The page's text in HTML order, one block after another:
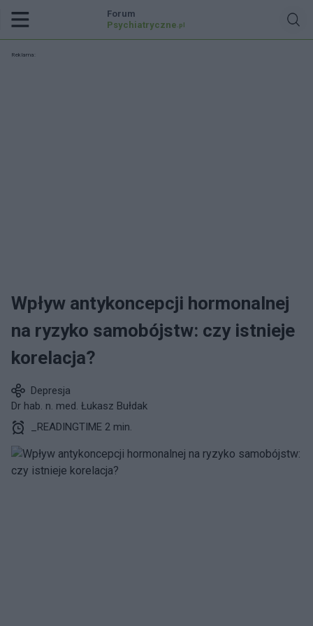
Forum
Psychiatryczne .pl
Reklama:
Wpływ antykoncepcji hormonalnej
na ryzyko samobójstw: czy istnieje
korelacja?
Depresja
Dr hab. n. med. Łukasz Bułdak
_READINGTIME 2 min.